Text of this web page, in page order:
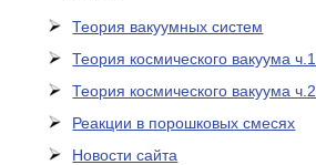
Теория вакуумных систем
Теория космического вакуума ч.1
Теория космического вакуума ч.2
Реакции в порошковых смесях
Новости сайта